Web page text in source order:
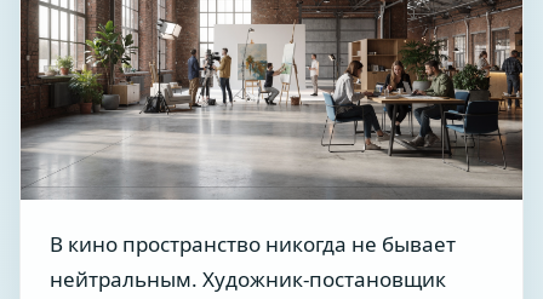
В кино пространство никогда не бывает
нейтральным. Художник-постановщик